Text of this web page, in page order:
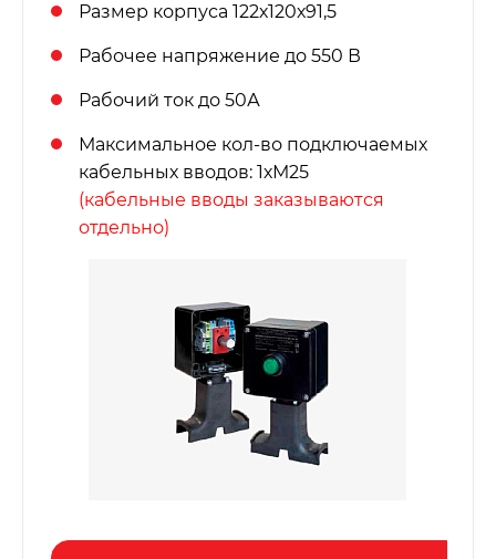
Размер корпуса 122х120х91,5
Рабочее напряжение до 550 В
Рабочий ток до 50А
Максимальное кол-во подключаемых
кабельных вводов: 1хМ25
(кабельные вводы заказываются
отдельно)